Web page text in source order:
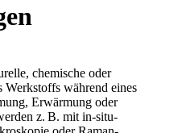
chemische oder
Werkstoffs während eines
Erwärmung oder
z. B. mit in-situ-